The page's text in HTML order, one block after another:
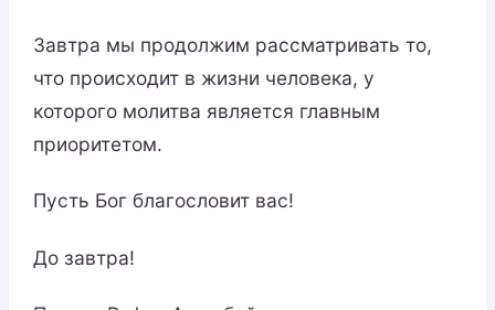
Завтра мы продолжим рассматривать то,
что происходит в жизни человека, у
которого молитва является главным
приоритетом.
Пусть Бог благословит вас!
До завтра!